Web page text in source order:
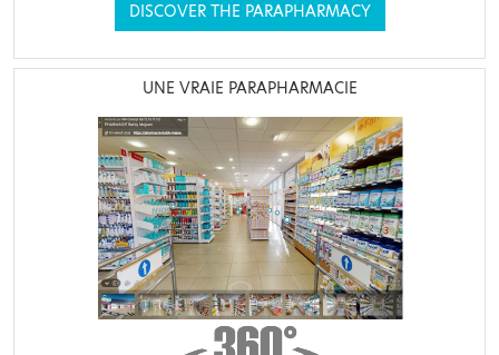
DISCOVER THE PARAPHARMACY
UNE VRAIE PARAPHARMACIE